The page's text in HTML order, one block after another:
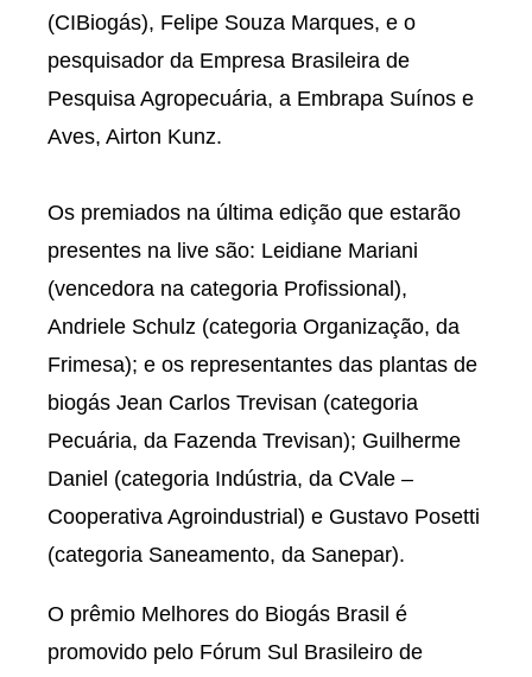
(CIBiogás), Felipe Souza Marques, e o
pesquisador da Empresa Brasileira de
Pesquisa Agropecuária, a Embrapa Suínos e
Aves, Airton Kunz.
Os premiados na última edição que estarão
presentes na live são: Leidiane Mariani
(vencedora na categoria Profissional),
Andriele Schulz (categoria Organização, da
Frimesa); e os representantes das plantas de
biogás Jean Carlos Trevisan (categoria
Pecuária, da Fazenda Trevisan); Guilherme
Daniel (categoria Indústria, da CVale –
Cooperativa Agroindustrial) e Gustavo Posetti
(categoria Saneamento, da Sanepar).
O prêmio Melhores do Biogás Brasil é
promovido pelo Fórum Sul Brasileiro de